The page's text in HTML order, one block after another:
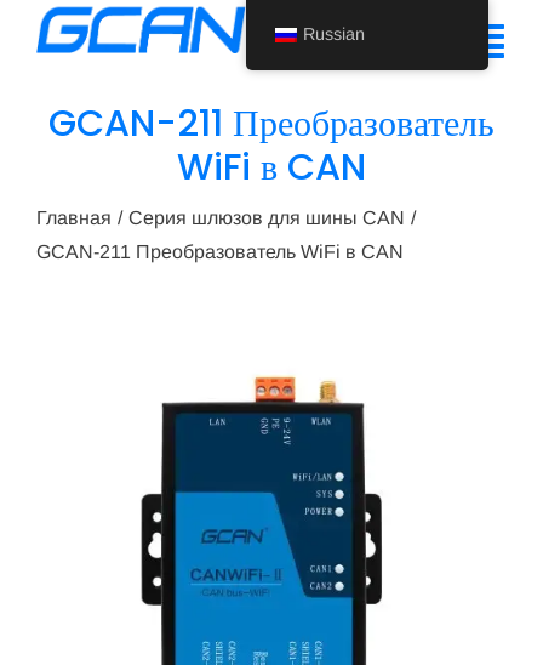
Перейти
Главная
Поддержка
GCAN-211 Преобразователь
WiFi в CAN
Главная
Серия шлюзов для шины CAN
GCAN-211 Преобразователь WiFi в CAN
Russian